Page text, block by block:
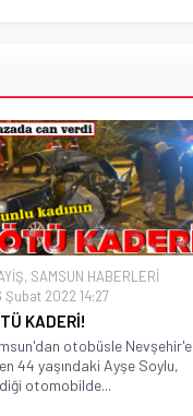
, SAMSUN HABERLERİ
Şubat 2022 14:27
KADERİ!
otobüsle Nevşehir'e
44 yaşındaki Ayşe Soylu,
otomobilde...